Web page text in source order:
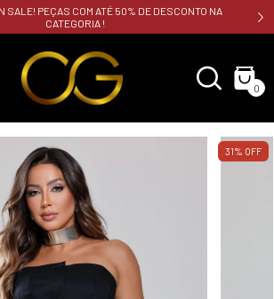
SALE! PEÇAS COM ATÉ 50% DE DESCONTO NA
CATEGORIA !
0
31% OFF